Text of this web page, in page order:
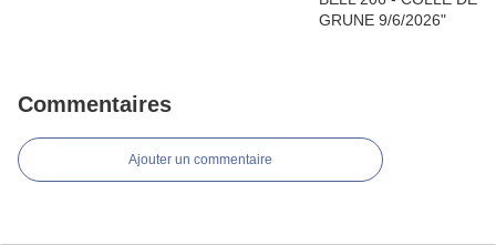
Commentaires
Ajouter un commentaire